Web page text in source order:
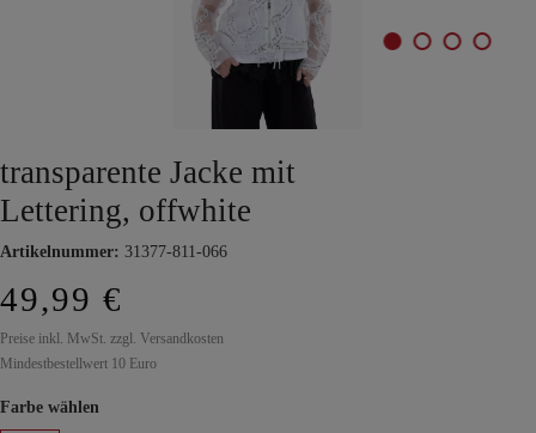
transparente Jacke mit
Lettering, offwhite
Artikelnummer: 31377-811-066
49,99 €
Preise inkl. MwSt. zzgl. Versandkosten
Mindestbestellwert 10 Euro
Farbe wählen